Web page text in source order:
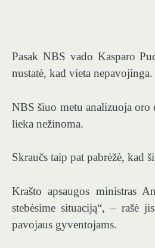
Pasak NBS vado Kasparo
nustatė, kad vieta nepavojinga.
NBS šiuo metu analizuoja oro
lieka nežinoma.
Skraučs taip pat pabrėžė, kad
Krašto apsaugos ministras
stebėsime situaciją“, – rašė
pavojaus gyventojams.